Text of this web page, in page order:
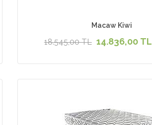
Macaw Kiwi
18.545,00 TL 14.836,00 TL